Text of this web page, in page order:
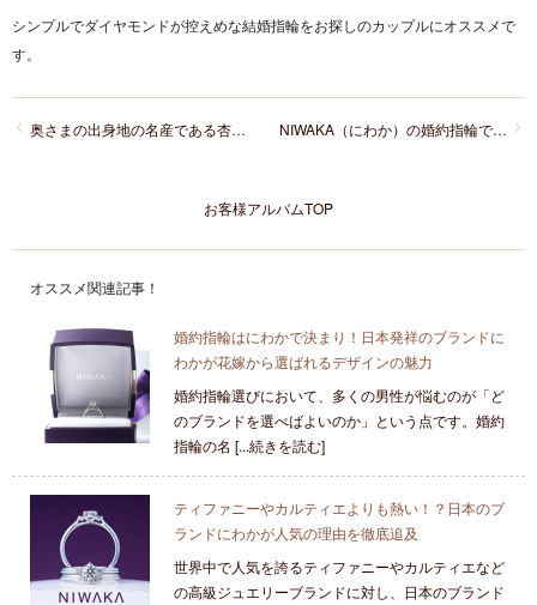
シンプルでダイヤモンドが控えめな結婚指輪をお探しのカップルにオススメで
す。
NIWAKA（にわか）の婚約指輪でプロポーズ！結婚指輪はセットリング！
奥さまの出身地の名産である杏子デザインの婚約指輪でプロポーズ！
お客様アルバムTOP
オススメ関連記事！
婚約指輪はにわかで決まり！日本発祥のブランドに
わかが花嫁から選ばれるデザインの魅力
婚約指輪選びにおいて、多くの男性が悩むのが「ど
のブランドを選べばよいのか」という点です。婚約
指輪の名 [...続きを読む]
ティファニーやカルティエよりも熱い！？日本のブ
ランドにわかが人気の理由を徹底追及
世界中で人気を誇るティファニーやカルティエなど
の高級ジュエリーブランドに対し、日本のブランド